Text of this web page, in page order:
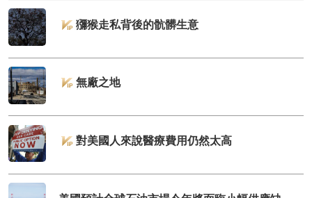
獼猴走私背後的骯髒生意
無廠之地
對美國人來說醫療費用仍然太高